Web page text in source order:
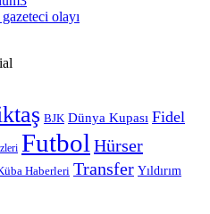
olayı
BJK Dünya Kupası Fidel
Futbol Hürser
Haberleri Transfer Yıldırım